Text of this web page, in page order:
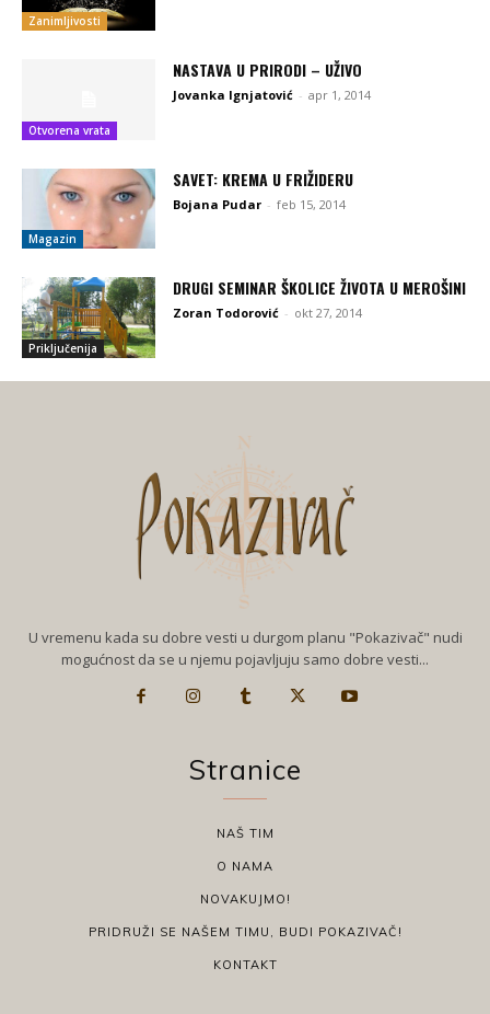
Zanimljivosti
Otvorena vrata
NASTAVA U PRIRODI – UŽIVO
Jovanka Ignjatović - apr 1, 2014
Magazin
SAVET: KREMA U FRIŽIDERU
Bojana Pudar - feb 15, 2014
Priključenija
DRUGI SEMINAR ŠKOLICE ŽIVOTA U MEROŠINI
Zoran Todorović - okt 27, 2014
U vremenu kada su dobre vesti u durgom planu "Pokazivač" nudi
mogućnost da se u njemu pojavljuju samo dobre vesti...
Stranice
NAŠ TIM
O NAMA
NOVAKUJMO!
PRIDRUŽI SE NAŠEM TIMU, BUDI POKAZIVAČ!
KONTAKT